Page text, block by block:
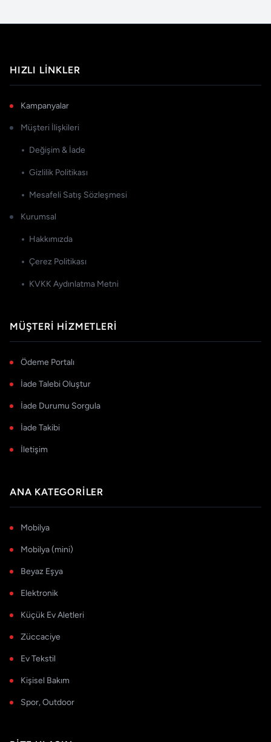
HIZLI LINKLER
Kampanyalar
Müşteri İlişkileri
Değişim & İade
Gizlilik Politikası
Mesafeli Satış Sözleşmesi
Kurumsal
Hakkımızda
Çerez Politikası
KVKK Aydınlatma Metni
MÜŞTERI HIZMETLERI
Ödeme Portalı
İade Talebi Oluştur
İade Durumu Sorgula
İade Takibi
İletişim
ANA KATEGORILER
Mobilya
Mobilya (mini)
Beyaz Eşya
Elektronik
Küçük Ev Aletleri
Züccaciye
Ev Tekstil
Kişisel Bakım
Spor, Outdoor